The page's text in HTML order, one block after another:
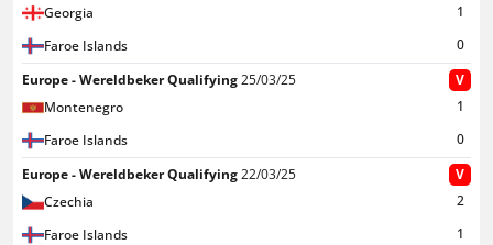
Georgia
1
Faroe Islands
0
Europe - Wereldbeker Qualifying25/03/25
V
Montenegro
1
Faroe Islands
0
Europe - Wereldbeker Qualifying22/03/25
V
Czechia
2
Faroe Islands
1